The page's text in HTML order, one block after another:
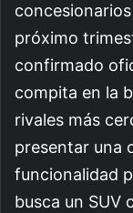
próximo
confirmado
compita en la
rivales más
presentar una
funcionalidad
busca un SUV